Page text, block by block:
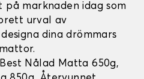
marknaden idag som
urval av
dina drömmars
Nålad Matta 650g,